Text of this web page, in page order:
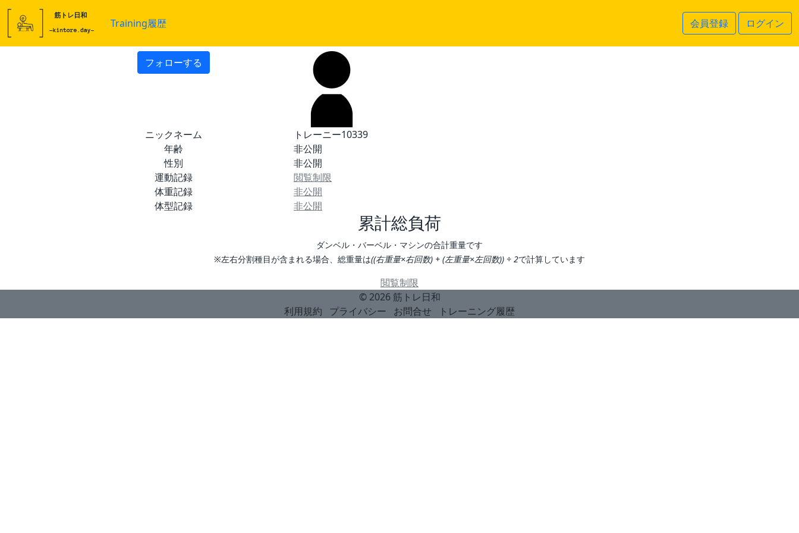
Training履歴 会員登録 ログイン
フォローする
ニックネーム
トレーニー10339
年齢
非公開
性別
非公開
運動記録
閲覧制限
体重記録
非公開
体型記録
非公開
累計総負荷
ダンベル・バーベル・マシンの合計重量です
※左右分割種目が含まれる場合、総重量は((右重量×右回数) + (左重量×左回数)) ÷ 2で計算しています
閲覧制限
© 2026 筋トレ日和
利用規約
プライバシー お問合せ トレーニング履歴